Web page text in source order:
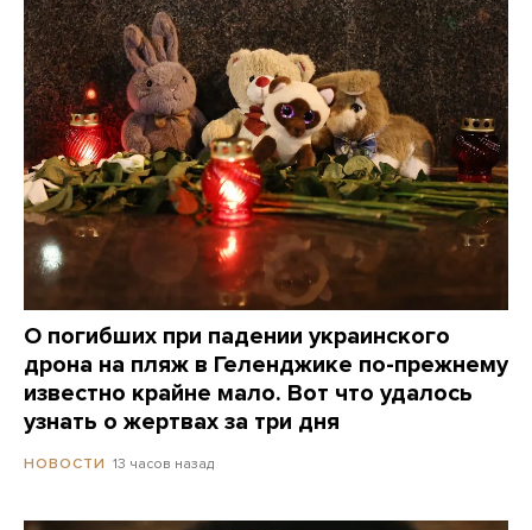
О погибших при падении украинского
дрона на пляж в Геленджике по-прежнему
известно крайне мало. Вот что удалось
узнать о жертвах за три дня
НОВОСТИ 13 часов назад